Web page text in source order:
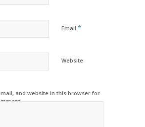
Email *
Website
and website in this browser for